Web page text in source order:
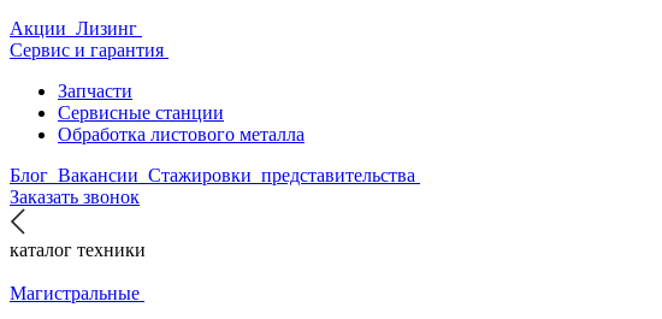
Акции Лизинг
Сервис и гарантия
Запчасти
Сервисные станции
Обработка листового металла
Блог Вакансии Стажировки представительства
Заказать звонок
каталог техники
Магистральные